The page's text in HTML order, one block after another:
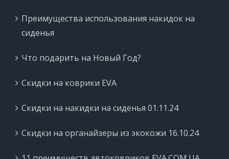
Преимущества использования накидок на
сиденья
Что подарить на Новый Год?
Скидки на коврики EVA
Скидки на накидки на сиденья 01.11.24
Скидки на органайзеры из экокожи 16.10.24